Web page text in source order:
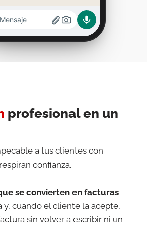
Mensaje
profesional en un
a tus clientes con
confianza.
se convierten en facturas
y, cuando el cliente la acepte,
sin volver a escribir ni un